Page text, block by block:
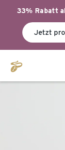
33% Rabatt
Jetzt